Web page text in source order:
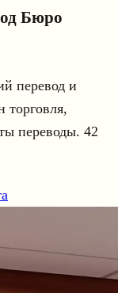
Бюро
перевод и
торговля,
переводы. 42